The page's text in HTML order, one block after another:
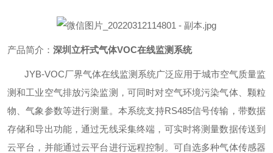
产品简介： 深圳立杆式气体VOC在线监测系统
JYB-VOC厂界气体在线监测系统广泛应用于城市空气质量监
测和工业空气排放污染监测，可同时对空气环境污染气体、颗粒
物、气象参数等进行测量。本系统支持RS485信号传输，带数据
存储和导出功能，通过无线采集终端，可实时将测量数据传送到
云平台，并能通过云平台进行远程控制。可自选多种气体传感器